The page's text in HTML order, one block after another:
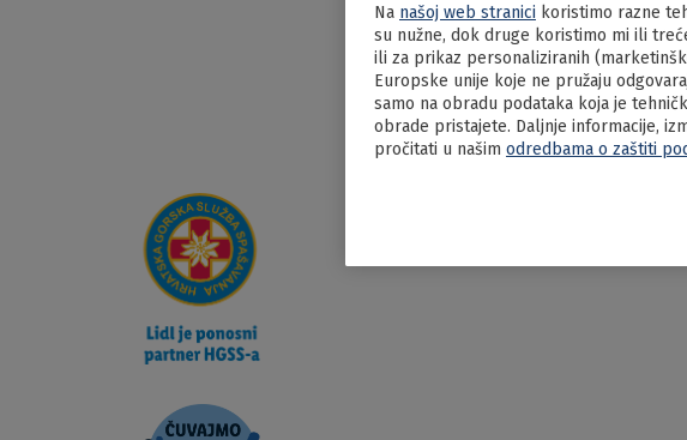
Na našoj web stranici koristimo razne
su nužne, dok druge koristimo mi ili
ili za prikaz personaliziranih
Europske unije koje ne pružaju
samo na obradu podataka koja je
obrade pristajete. Daljnje informacije,
pročitati u našim odredbama o zaštiti